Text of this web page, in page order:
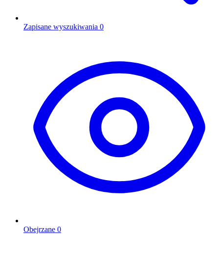
Zapisane wyszukiwania 0
Obejrzane 0